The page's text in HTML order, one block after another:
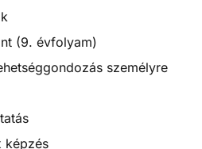
(9. évfolyam)
személyre
képzés